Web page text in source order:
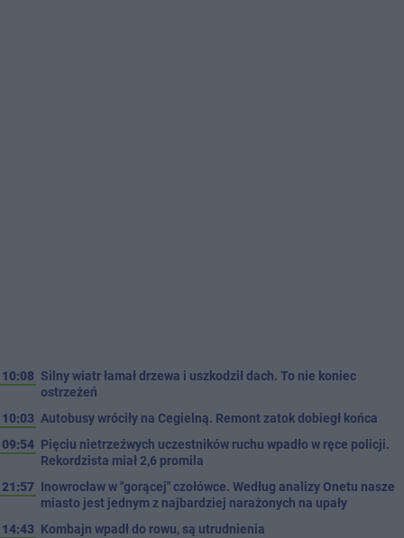
10:08 Silny wiatr łamał drzewa i uszkodził dach. To nie koniec
ostrzeżeń
10:03 Autobusy wróciły na Cegielną. Remont zatok dobiegł końca
09:54 Pięciu nietrzeźwych uczestników ruchu wpadło w ręce policji.
Rekordzista miał 2,6 promila
21:57 Inowrocław w "gorącej" czołówce. Według analizy Onetu nasze
miasto jest jednym z najbardziej narażonych na upały
14:43 Kombajn wpadł do rowu, są utrudnienia